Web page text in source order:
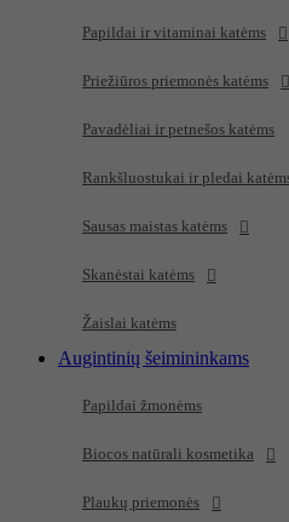
Papildai ir vitaminai katėms
Priežiūros priemonės katėms
Pavadėliai ir petnešos katėms
Rankšluostukai ir pledai
Sausas maistas katėms
Skanėstai katėms
Žaislai katėms
Augintinių šeimininkams
Papildai žmonėms
Biocos natūrali kosmetika
Plaukų priemonės